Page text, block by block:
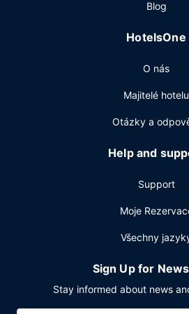
svůj rušný den zakončit u svého
bufetovou snídani, která se podává
Hostům jsou k dispozici business
provozem, auto s řidičem a
Obchodní a společenské akce lze
místnostech. Za příplatek jsou
dopravní služby: kyvadlová
Blog
HotelsOne
O nás
Majitelé hotelu
Otázky a
Help and
Support
Moje
Všechny
Sign Up for
Stay informed about news